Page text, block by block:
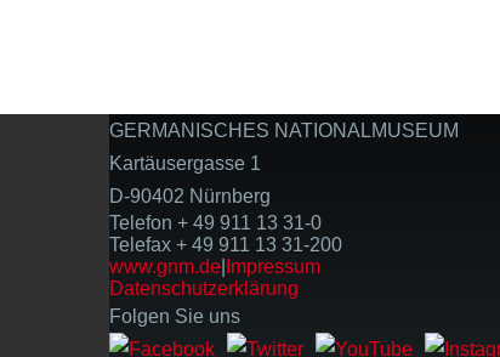
GERMANISCHES NATIONALMUSEUM
Kartäusergasse 1
D-90402 Nürnberg
Telefon + 49 911 13 31-0
Telefax + 49 911 13 31-200
www.gnm.de Impressum
Datenschutzerklärung
Folgen Sie uns